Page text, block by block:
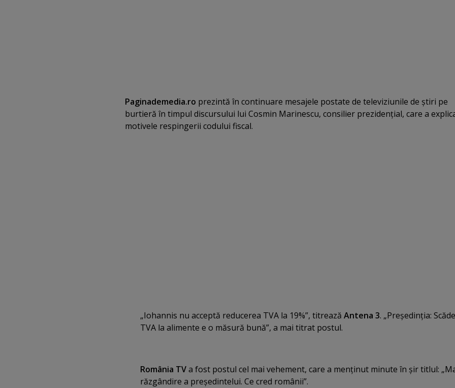
Paginademedia.ro prezintă în continuare mesajele postate de televiziunile de ştiri pe
burtieră în timpul discursului lui Cosmin Marinescu, consilier prezidenţial, care a
motivele respingerii codului fiscal.
„Iohannis nu acceptă reducerea TVA la 19%”, titrează Antena 3. „Preşedinţia:
TVA la alimente e o măsură bună”, a mai titrat postul.
România TVa fost postul cel mai vehement, care a menţinut minute în şir titlul:
răzgândire a preşedintelui. Ce cred românii”.